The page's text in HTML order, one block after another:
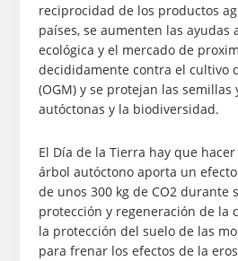
reciprocidad de los productos
países, se aumenten las ayudas
ecológica y el mercado de
decididamente contra el cultivo
(OGM) y se protejan las semillas
autóctonas y la biodiversidad.
El Día de la Tierra hay que
árbol autóctono aporta un
de unos 300 kg de CO2 durante
protección y regeneración de la
la protección del suelo de las
para frenar los efectos de la